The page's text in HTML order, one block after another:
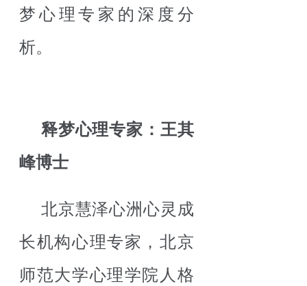
梦心理专家的深度分
析。
释梦心理专家：王其
峰博士
北京慧泽心洲心灵成
长机构心理专家，北京
师范大学心理学院人格